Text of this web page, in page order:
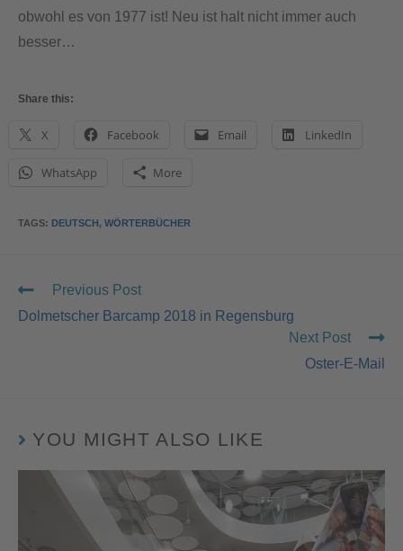
obwohl es von 1977 ist! Neu ist halt nicht immer auch
besser…
Share this:
X Facebook Email LinkedIn
WhatsApp More
TAGS: DEUTSCH, WÖRTERBÜCHER
Previous Post
Dolmetscher Barcamp 2018 in Regensburg
Next Post
Oster-E-Mail
YOU MIGHT ALSO LIKE